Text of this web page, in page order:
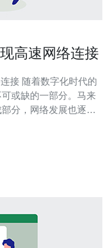
高速网络连接
代的
或缺的一部分。马来
分，网络发展也逐渐
网络连接方面还存在